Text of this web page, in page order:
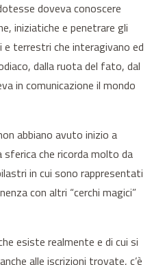
doveva conoscere
iniziatiche e penetrare gli
terrestri che interagivano ed
dalla ruota del fato, dal
in comunicazione il mondo
abbiano avuto inizio a
che ricorda molto da
in cui sono rappresentati
con altri “cerchi magici”
esiste realmente e di cui si
alle iscrizioni trovate, c’è